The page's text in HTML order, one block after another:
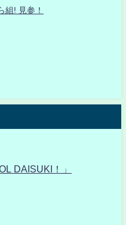
! 見参！
DAISUKI！」